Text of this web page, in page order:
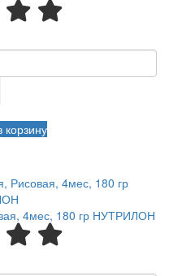
4мес, 180 гр НУТРИЛОН